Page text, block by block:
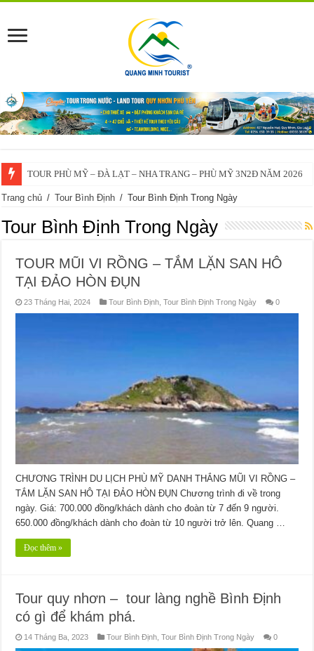
VĨNH THẠNH – ĐÀ LẠT – NHA TRANG – VĨNH THẠNH 3N2Đ – 2025
Trang chủ / Tour Bình Định / Tour Bình Định Trong Ngày
Tour Bình Định Trong Ngày
TOUR MŨI VI RỒNG – TẮM LẶN SAN HÔ
TẠI ĐẢO HÒN ĐỤN
23 Tháng Hai, 2024 Tour Bình Định,Tour Bình Định Trong Ngày 0
CHƯƠNG TRÌNH DU LỊCH PHÙ MỸ DANH THẮNG MŨI VI RỒNG –
TẮM LẶN SAN HÔ TẠI ĐẢO HÒN ĐỤN Chương trình đi về trong
ngày. Giá: 700.000 đồng/khách dành cho đoàn từ 7 đến 9 người.
650.000 đồng/khách dành cho đoàn từ 10 người trở lên. Quang …
Đọc thêm »
Tour quy nhơn – tour làng nghề Bình Định
có gì để khám phá.
14 Tháng Ba, 2023 Tour Bình Định ,Tour Bình Định Trong Ngày 0